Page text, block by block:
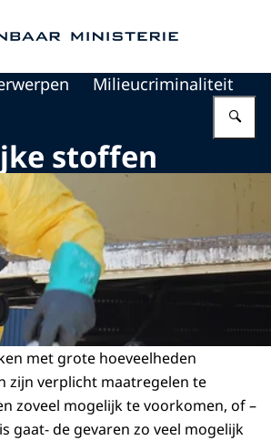
Milieucriminaliteit
stoffen
met grote hoeveelheden
zijn verplicht maatregelen te
zoveel mogelijk te voorkomen, of –
gaat- de gevaren zo veel mogelijk